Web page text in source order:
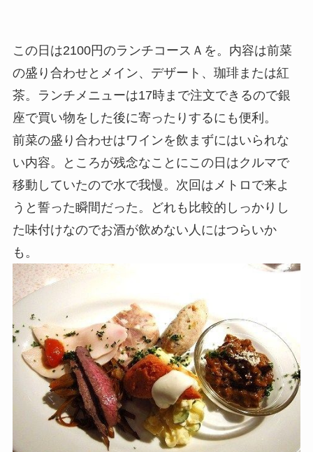
この日は2100円のランチコースＡを。内容は前菜
の盛り合わせとメイン、デザート、珈琲または紅
茶。ランチメニューは17時まで注文できるので銀
座で買い物をした後に寄ったりするにも便利。
前菜の盛り合わせはワインを飲まずにはいられな
い内容。ところが残念なことにこの日はクルマで
移動していたので水で我慢。次回はメトロで来よ
うと誓った瞬間だった。どれも比較的しっかりし
た味付けなのでお酒が飲めない人にはつらいか
も。